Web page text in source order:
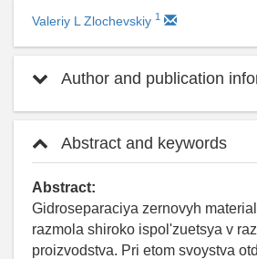
Valeriy L Zlochevskiy 1
Author and publication
Abstract and keywords
Abstract:
Gidroseparaciya zernovyh
razmola shiroko ispol'zuetsya v
proizvodstva. Pri etom svoystva